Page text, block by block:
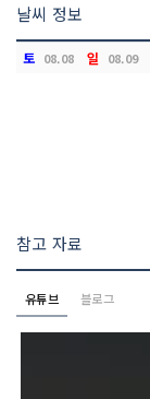
날씨 정보
토 08.08 일 08.09
참고 자료
유튜브 블로그